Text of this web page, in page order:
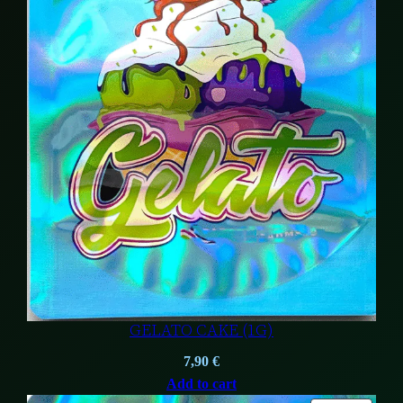
GELATO CAKE (1G)
7,90 €
Add to cart